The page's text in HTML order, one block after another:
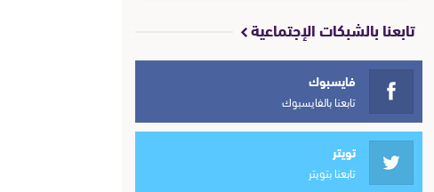
تابعنا بالشبكات الإجتماعية
فايسبوك
تابعنا بالفايسبوك
تويتر
تابعنا بتويتر